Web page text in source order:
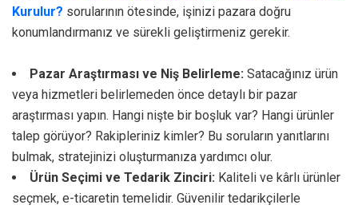
Kurulur? sorularının ötesinde, işinizi pazara doğru
konumlandırmanız ve sürekli geliştirmeniz gerekir.
Pazar Araştırması ve Niş Belirleme: Satacağınız ürün
veya hizmetleri belirlemeden önce detaylı bir pazar
araştırması yapın. Hangi nişte bir boşluk var? Hangi ürünler
talep görüyor? Rakipleriniz kimler? Bu soruların yanıtlarını
bulmak, stratejinizi oluşturmanıza yardımcı olur.
Ürün Seçimi ve Tedarik Zinciri: Kaliteli ve kârlı ürünler
seçmek, e-ticaretin temelidir. Güvenilir tedarikçilerle